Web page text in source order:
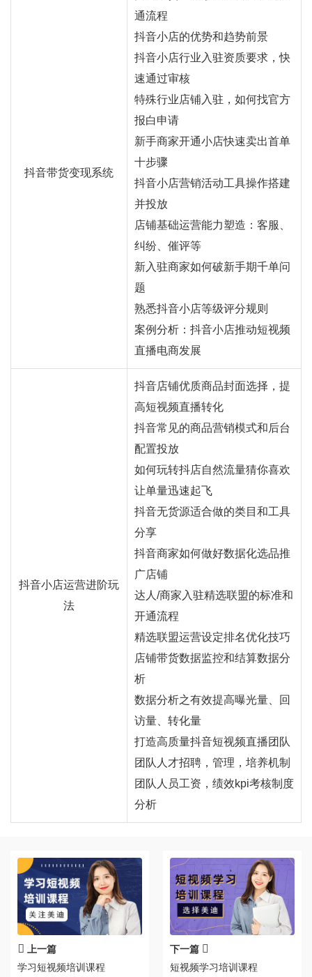
抖音带货变现系统
通流程
抖音小店的优势和趋势前景
抖音小店行业入驻资质要求，快
速通过审核
特殊行业店铺入驻，如何找官方
报白申请
新手商家开通小店快速卖出首单
十步骤
抖音小店营销活动工具操作搭建
并投放
店铺基础运营能力塑造：客服、
纠纷、催评等
新入驻商家如何破新手期千单问
题
熟悉抖音小店等级评分规则
案例分析：抖音小店推动短视频
直播电商发展
抖音小店运营进阶玩
法
抖音店铺优质商品封面选择，提
高短视频直播转化
抖音常见的商品营销模式和后台
配置投放
如何玩转抖店自然流量猜你喜欢
让单量迅速起飞
抖音无货源适合做的类目和工具
分享
抖音商家如何做好数据化选品推
广店铺
达人/商家入驻精选联盟的标准和
开通流程
精选联盟运营设定排名优化技巧
店铺带货数据监控和结算数据分
析
数据分析之有效提高曝光量、回
访量、转化量
打造高质量抖音短视频直播团队
团队人才招聘，管理，培养机制
团队人员工资，绩效kpi考核制度
分析
上一篇
学习短视频培训课程
下一篇
短视频学习培训课程